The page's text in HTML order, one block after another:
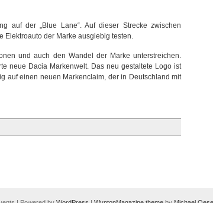
auf der „Blue Lane“. Auf dieser Strecke zwischen
Elektroauto der Marke ausgiebig testen.
und auch den Wandel der Marke unterstreichen.
neue Dacia Markenwelt. Das neu gestaltete Logo ist
auf einen neuen Markenclaim, der in Deutschland mit